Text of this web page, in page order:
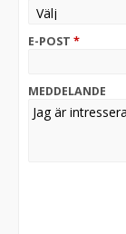
E-POST *
MEDDELANDE